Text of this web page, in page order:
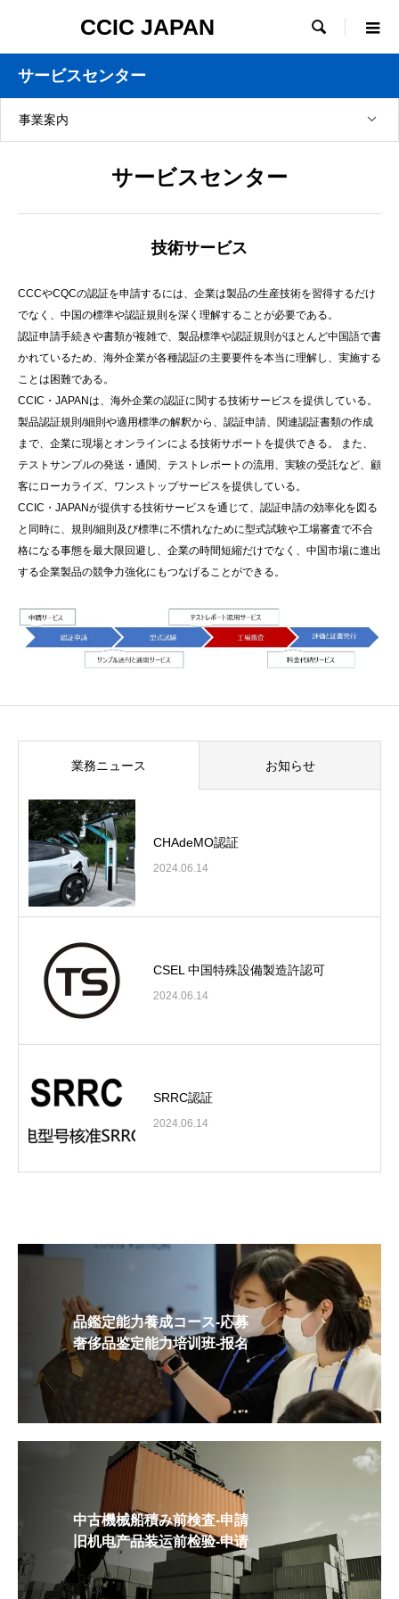
CCIC JAPAN 
サービスセンター
事業案内
サービスセンター
技術サービス
CCCやCQCの認証を申請するには、企業は製品の生産技術を習得するだけ
でなく、中国の標準や認証規則を深く理解することが必要である。
認証申請手続きや書類が複雑で、製品標準や認証規則がほとんど中国語で書
かれているため、海外企業が各種認証の主要要件を本当に理解し、実施する
ことは困難である。
CCIC・JAPANは、海外企業の認証に関する技術サービスを提供している。
製品認証規則/細則や適用標準の解釈から、認証申請、関連認証書類の作成
まで、企業に現場とオンラインによる技術サポートを提供できる。 また、
テストサンプルの発送・通関、テストレポートの流用、実験の受託など、顧
客にローカライズ、ワンストップサービスを提供している。
CCIC・JAPANが提供する技術サービスを通じて、認証申請の効率化を図る
と同時に、規則/細則及び標準に不慣れなために型式試験や工場審査で不合
格になる事態を最大限回避し、企業の時間短縮だけでなく、中国市場に進出
する企業製品の競争力強化にもつなげることができる。
業務ニュース お知らせ
CHAdeMO認証
2024.06.14
CSEL 中国特殊設備製造許認可
2024.06.14
SRRC認証
2024.06.14
品鑑定能力養成コース-応募
奢侈品鉴定能力培训班-报名
中古機械船積み前検査-申請
旧机电产品装运前检验-申请